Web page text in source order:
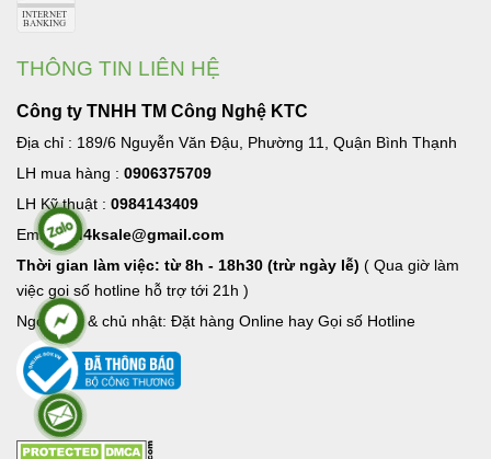
THÔNG TIN LIÊN HỆ
Công ty TNHH TM Công Nghệ KTC
Địa chỉ : 189/6 Nguyễn Văn Đậu, Phường 11, Quận Bình Thạnh
LH mua hàng : 0906375709
LH Kỹ thuật : 0984143409
Email:hd4ksale@gmail.com
Thời gian làm việc: từ 8h - 18h30 (trừ ngày lễ) ( Qua giờ làm
việc goi số hotline hỗ trợ tới 21h )
Ngoài giờ & chủ nhật: Đặt hàng Online hay Gọi số Hotline